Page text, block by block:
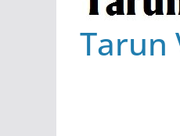
Tarun